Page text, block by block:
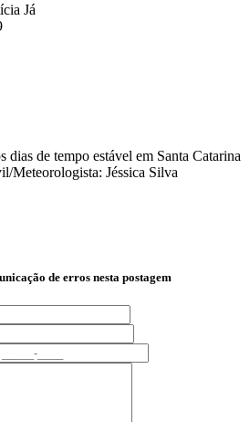
Já
Meteorologista: Jéssica Silva
de erros nesta postagem